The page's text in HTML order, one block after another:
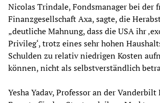
Nicolas Trindale, Fondsmanager bei der
Finanzgesellschaft Axa, sagte, die
„deutliche Mahnung, dass die USA ihr
Privileg‘, trotz eines sehr hohen
Schulden zu relativ niedrigen Kosten
können, nicht als selbstverständlich
Yesha Yadav, Professor an der